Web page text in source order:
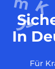
In
Für